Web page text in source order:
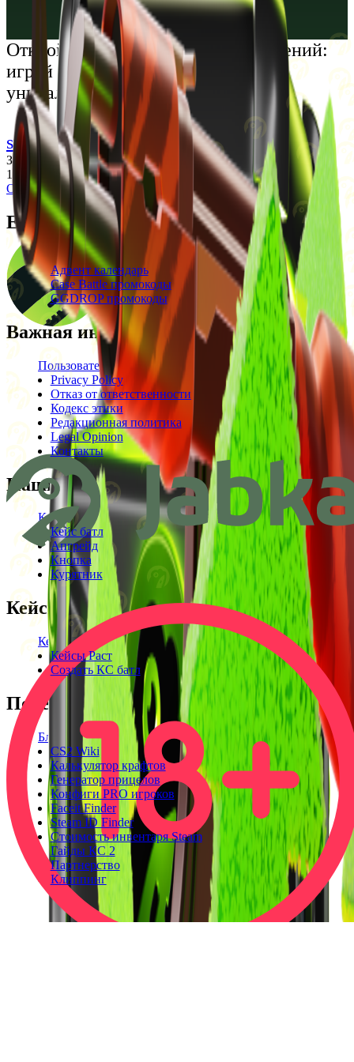
Українська
Открой мир премиальных развлечений:
играй честно и наслаждайся
уникальными впечатлениями
support@cs-wiki.org
Заходя на этот сайт, вы подтверждаете, что вам исполнилось
18 лет. Проблемы с азартными играми?
Обратится за помощью
Ежедневные бонусы
Свежие промокоды
Адвент календарь
Case Battle промокоды
GGDROP промокоды
Важная информация
Пользовательское соглашение
Privacy Policy
Отказ от ответственности
Кодекс этики
Редакционная политика
Legal Opinion
Контакты
Наши режимы
Кейсы
Кейс батл
Апгрейд
Кнопка
Курятник
Кейсы
Кейсы КС2
Кейсы Раст
Создать КС батл
Полезное
Блог
CS2 Wiki
Калькулятор крафтов
Генератор прицелов
Конфиги PRO игроков
Faceit Finder
Steam ID Finder
Стоимость инвентаря Steam
Гайды КС 2
Партнерство
Клиппинг